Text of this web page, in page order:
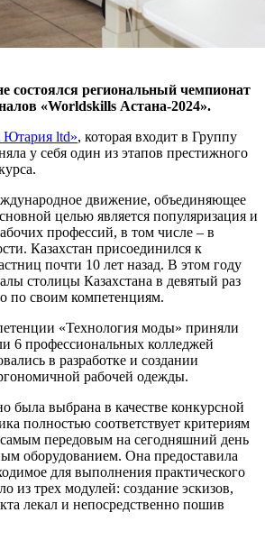
состоялся региональный чемпионат
«Worldskills Астана-2024».
ltd», которая входит в Группу
у себя один из этапов престижного
движение, объединяющее
целью является популяризация и
профессий, в том числе – в
Казахстан присоединился к
почти 10 лет назад. В этом году
столицы Казахстана в девятый раз
по своим компетенциям.
«Технология моды» приняли
6 профессиональных колледжей
в разработке и создании
рабочей одежды.
была выбрана в качестве конкурсной
полностью соответствует критериям
передовым на сегодняшний день
оборудованием. Она предоставила
для выполнения практического
из трех модулей: создание эскизов,
лекал и непосредственно пошив